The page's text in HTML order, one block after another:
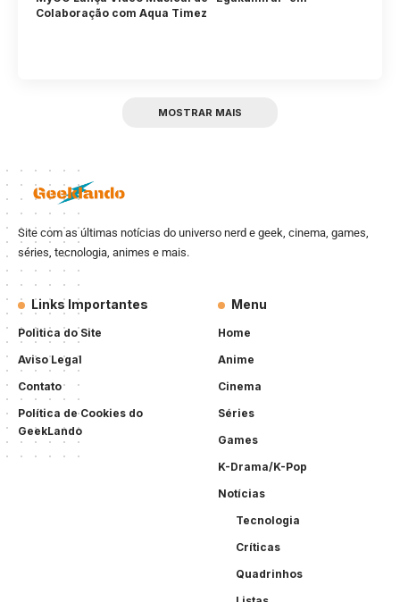
Colaboração com Aqua Timez
MOSTRAR MAIS
Site com as últimas notícias do universo nerd e geek, cinema, games,
séries, tecnologia, animes e mais.
Links Importantes
Politica do Site
Aviso Legal
Contato
Política de Cookies do
GeekLando
Menu
Home
Anime
Cinema
Séries
Games
K-Drama/K-Pop
Notícias
Tecnologia
Críticas
Quadrinhos